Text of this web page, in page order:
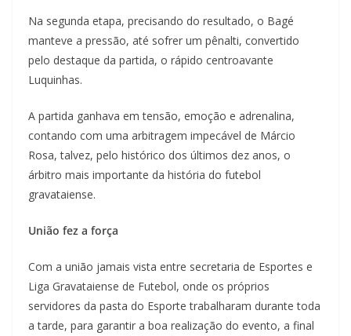
Na segunda etapa, precisando do resultado, o Bagé
manteve a pressão, até sofrer um pênalti, convertido
pelo destaque da partida, o rápido centroavante
Luquinhas.
A partida ganhava em tensão, emoção e adrenalina,
contando com uma arbitragem impecável de Márcio
Rosa, talvez, pelo histórico dos últimos dez anos, o
árbitro mais importante da história do futebol
gravataiense.
União fez a força
Com a união jamais vista entre secretaria de Esportes e
Liga Gravataiense de Futebol, onde os próprios
servidores da pasta do Esporte trabalharam durante toda
a tarde, para garantir a boa realização do evento, a final